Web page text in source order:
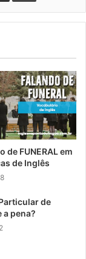
de FUNERAL em
de Inglês
de
a pena?